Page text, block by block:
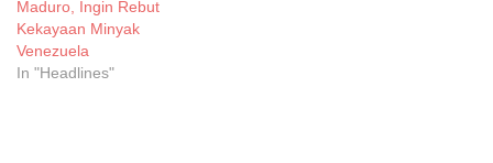
Maduro, Ingin Rebut
Kekayaan Minyak
Venezuela
In "Headlines"